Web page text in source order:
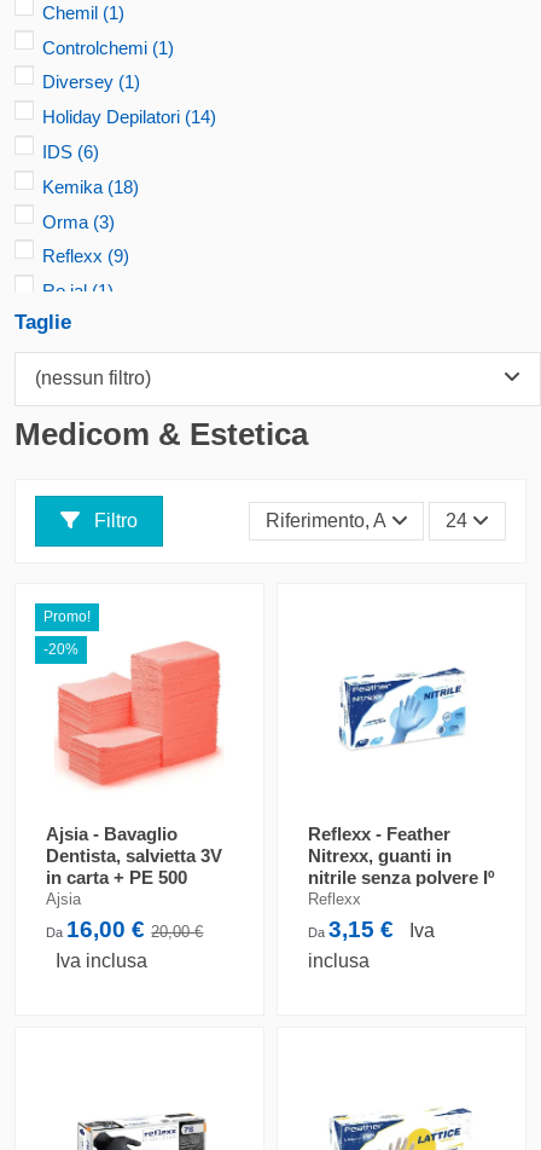
Medicom & Estetica
Filtro Riferimento, A - Z 24
Promo!
-20%
Ajsia - Bavaglio
Dentista, salvietta 3V
in carta + PE 500
pezzi
Ajsia
Da 16,00 €20,00 €
Iva inclusa
Reflexx - Feather
Nitrexx, guanti in
nitrile senza polvere Iº
Cat. 2016/425
Reflexx
Da3,15 €
Iva
inclusa
Chemil (1)
Controlchemi (1)
Diversey (1)
Holiday Depilatori (14)
IDS (6)
Kemika (18)
Orma (3)
Reflexx (9)
Ro.ial (1)
Xanitalia
Taglie
(nessun filtro)